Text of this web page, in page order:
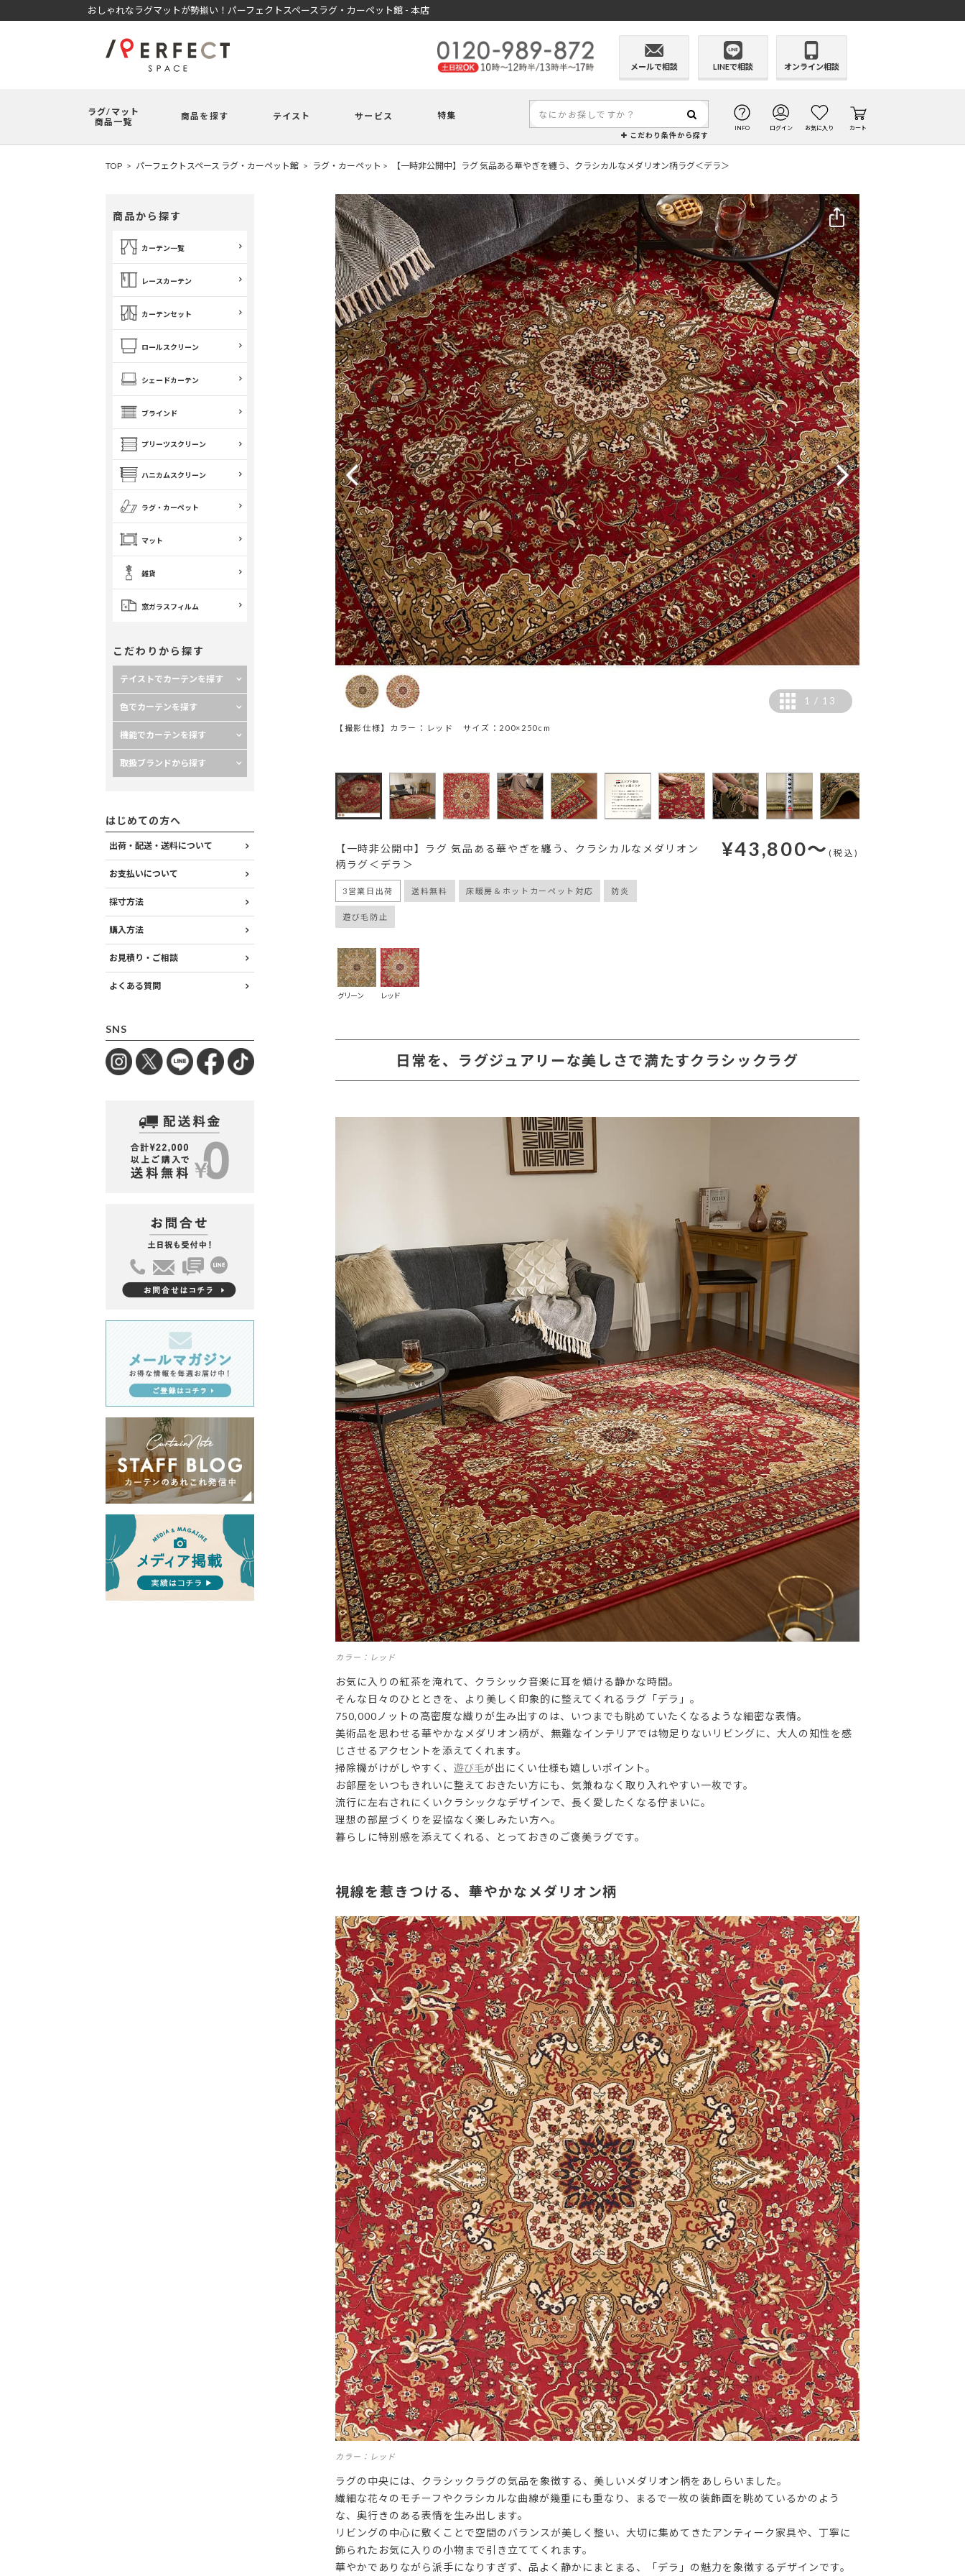
おしゃれなラグマットが勢揃い！パーフェクトスペースラグ・カーペット館 - 本店
メールで相談 LINEで相談 オンライン相談
ラグ/マット
商品一覧
商品を探す テイスト サービス 特集
こだわり条件から探す
INFO ログイン お気に入り カート
TOP パーフェクトスペース ラグ・カーペット館 ラグ・カーペット 【一時非公開中】ラグ 気品ある華やぎを纏う、クラシカルなメダリオン柄ラグ＜デラ＞
商品から探す
カーテン一覧
レースカーテン
カーテンセット
ロールスクリーン
シェードカーテン
ブラインド
プリーツスクリーン
ハニカムスクリーン
ラグ・カーペット
マット
雑貨
窓ガラスフィルム
こだわりから探す
テイストでカーテンを探す
色でカーテンを探す
機能でカーテンを探す
取扱ブランドから探す
はじめての方へ
出荷・配送・送料について
お支払いについて
採寸方法
購入方法
お見積り・ご相談
よくある質問
SNS
【撮影仕様】カラー：レッド サイズ：200×250cm
1 / 13
【一時非公開中】ラグ 気品ある華やぎを纏う、クラシカルなメダリオン
柄ラグ＜デラ＞
3営業日出荷 送料無料 床暖房＆ホットカーペット対応 防炎
遊び毛防止
¥43,800～(税込)
グリーン レッド
日常を、ラグジュアリーな美しさで満たすクラシックラグ
カラー：レッド
お気に入りの紅茶を淹れて、クラシック音楽に耳を傾ける静かな時間。
そんな日々のひとときを、より美しく印象的に整えてくれるラグ「デラ」。
750,000ノットの高密度な織りが生み出すのは、いつまでも眺めていたくなるような細密な表情。
美術品を思わせる華やかなメダリオン柄が、無難なインテリアでは物足りないリビングに、大人の知性を感
じさせるアクセントを添えてくれます。
掃除機がけがしやすく、 遊び毛が出にくい仕様も嬉しいポイント。
お部屋をいつもきれいに整えておきたい方にも、気兼ねなく取り入れやすい一枚です。
流行に左右されにくいクラシックなデザインで、長く愛したくなる佇まいに。
理想の部屋づくりを妥協なく楽しみたい方へ。
暮らしに特別感を添えてくれる、とっておきのご褒美ラグです。
視線を惹きつける、華やかなメダリオン柄
カラー：レッド
ラグの中央には、クラシックラグの気品を象徴する、美しいメダリオン柄をあしらいました。
繊細な花々のモチーフやクラシカルな曲線が幾重にも重なり、まるで一枚の装飾画を眺めているかのよう
な、奥行きのある表情を生み出します。
リビングの中心に敷くことで空間のバランスが美しく整い、大切に集めてきたアンティーク家具や、丁寧に
飾られたお気に入りの小物まで引き立ててくれます。
華やかでありながら派手になりすぎず、品よく静かにまとまる、「デラ」の魅力を象徴するデザインです。